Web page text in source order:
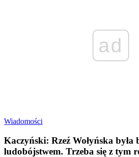
ad
Wiadomości
Kaczyński: Rzeź Wołyńska
ludobójstwem. Trzeba się z tym